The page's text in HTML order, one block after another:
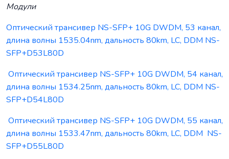
Модули
Оптический трансивер NS-SFP+ 10G DWDM, 53 канал,
длина волны 1535.04nm, дальность 80km, LC, DDM NS-
SFP+D53L80D
Оптический трансивер NS-SFP+ 10G DWDM, 54 канал,
длина волны 1534.25nm, дальность 80km, LC, DDM NS-
SFP+D54L80D
Оптический трансивер NS-SFP+ 10G DWDM, 55 канал,
длина волны 1533.47nm, дальность 80km, LC, DDM NS-
SFP+D55L80D